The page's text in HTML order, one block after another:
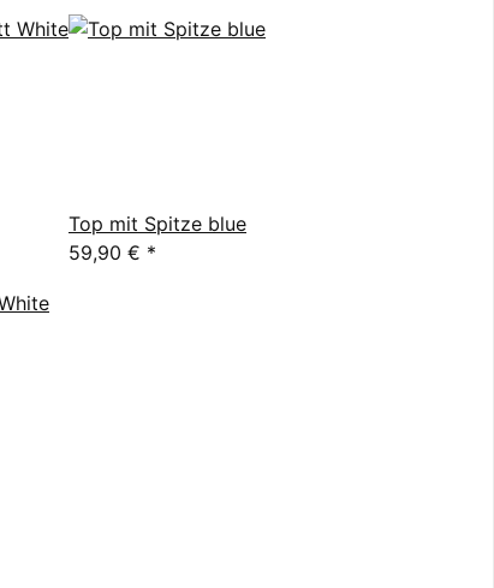
Top mit Spitze blue
59,90 € *